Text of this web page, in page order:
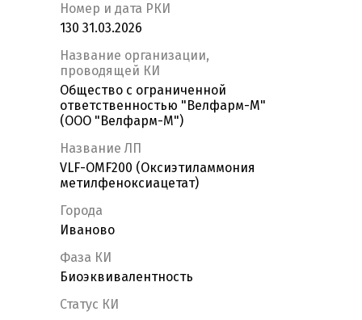
Номер и дата РКИ
130 31.03.2026
Название организации,
проводящей КИ
Общество с ограниченной
ответственностью "Велфарм-М"
(ООО "Велфарм-М")
Название ЛП
VLF-OMF200 (Оксиэтиламмония
метилфеноксиацетат)
Города
Иваново
Фаза КИ
Биоэквивалентность
Статус КИ